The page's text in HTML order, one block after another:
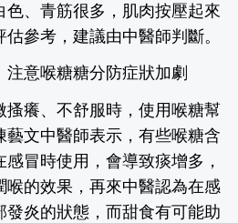
色、青筋很多，肌肉按壓起來
參考，建議由中醫師判斷。
意喉糖糖分防症狀加劇
搔癢、不舒服時，使用喉糖幫
藝文中醫師表示，有些喉糖含
冒時使用，會導致痰增多，
喉的效果，再來中醫認為在感
發炎的狀態，而甜食有可能助